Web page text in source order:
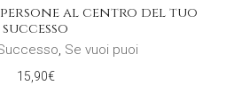
persone al centro del tuo
successo
, Se vuoi puoi
15,90€